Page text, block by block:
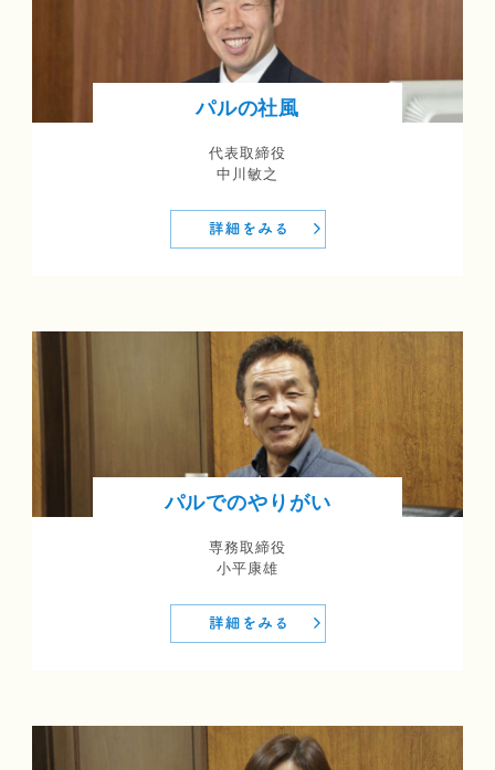
パルの社風
代表取締役
中川敏之
パルでのやりがい
専務取締役
小平康雄